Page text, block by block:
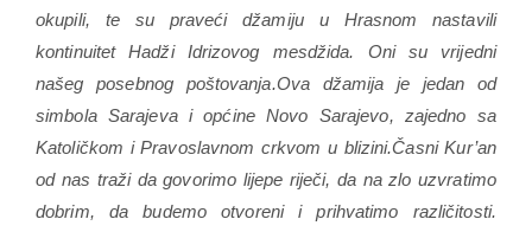
okupili, te su praveći džamiju u Hrasnom nastavili
kontinuitet Hadži Idrizovog mesdžida. Oni su vrijedni
našeg posebnog poštovanja.Ova džamija je jedan od
simbola Sarajeva i općine Novo Sarajevo, zajedno sa
Katoličkom i Pravoslavnom crkvom u blizini.Časni Kur’an
od nas traži da govorimo lijepe riječi, da na zlo uzvratimo
dobrim, da budemo otvoreni i prihvatimo različitosti.